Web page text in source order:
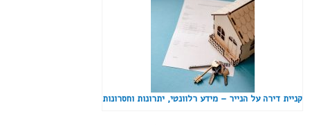
קניית דירה על הנייר – מידע רלוונטי, יתרונות וחסרונות